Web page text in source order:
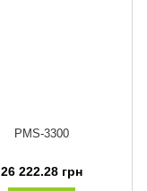
PMS-3300
26 222.28 грн